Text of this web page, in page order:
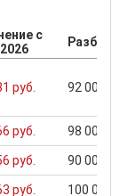
с
руб. 92 000
руб. 98 000
руб. 90 000
руб. 100 000